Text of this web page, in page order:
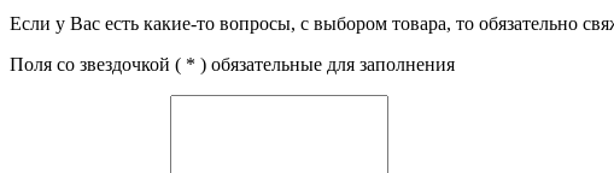
Если у Вас есть какие-то вопросы, с выбором товара, то обязательно
Поля со звездочкой ( * ) обязательные для заполнения